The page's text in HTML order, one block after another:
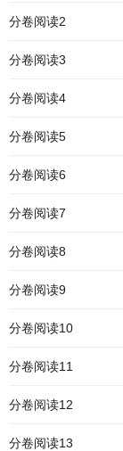
分卷阅读2
分卷阅读3
分卷阅读4
分卷阅读5
分卷阅读6
分卷阅读7
分卷阅读8
分卷阅读9
分卷阅读10
分卷阅读11
分卷阅读12
分卷阅读13